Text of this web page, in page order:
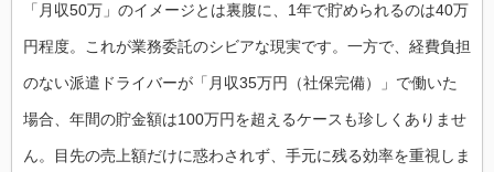
「月収50万」のイメージとは裏腹に、1年で貯められるのは40万
円程度。これが業務委託のシビアな現実です。一方で、経費負担
のない派遣ドライバーが「月収35万円（社保完備）」で働いた
場合、年間の貯金額は100万円を超えるケースも珍しくありませ
ん。目先の売上額だけに惑わされず、手元に残る効率を重視しま